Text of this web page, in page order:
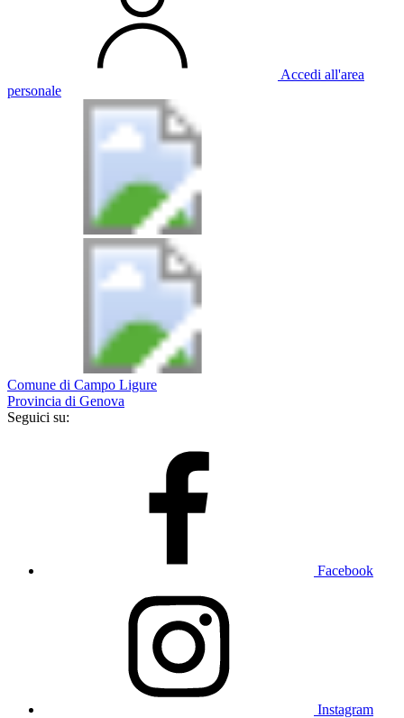
Accedi all'area
personale
Comune di Campo Ligure
Provincia di Genova
Seguici su:
Facebook
Instagram